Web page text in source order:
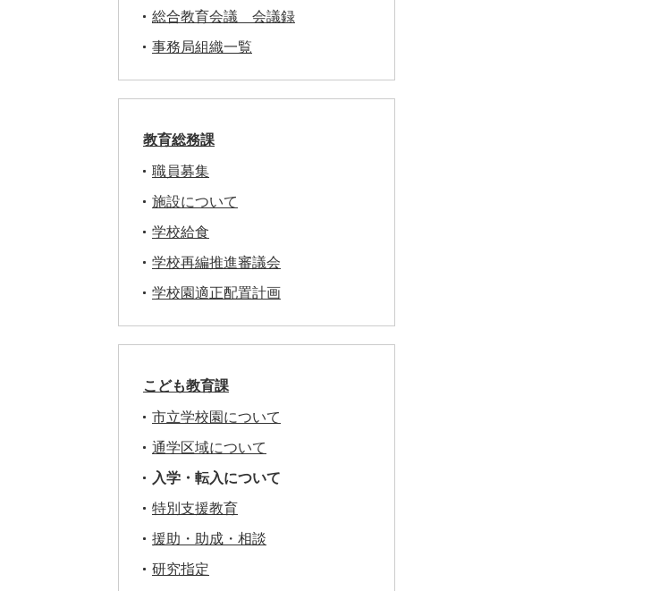
総合教育会議 会議録
事務局組織一覧
教育総務課
職員募集
施設について
学校給食
学校再編推進審議会
学校園適正配置計画
こども教育課
市立学校園について
通学区域について
入学・転入について
特別支援教育
援助・助成・相談
研究指定